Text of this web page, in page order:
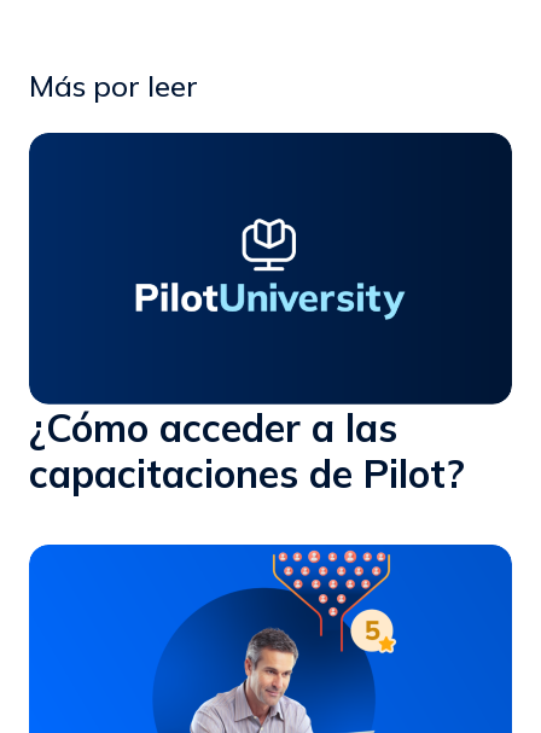
Más por leer
¿Cómo acceder a las
capacitaciones de Pilot?